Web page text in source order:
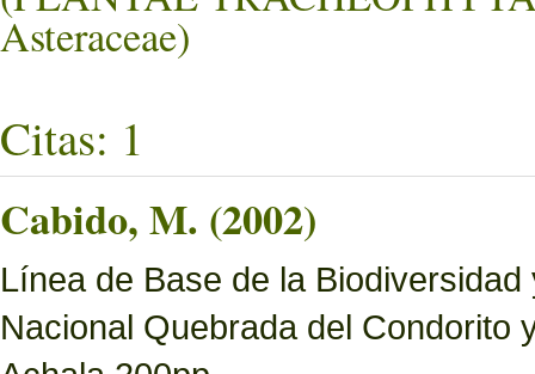
Asteraceae)
Citas: 1
Cabido, M. (2002)
Línea de Base de la
Nacional Quebrada del Condorito